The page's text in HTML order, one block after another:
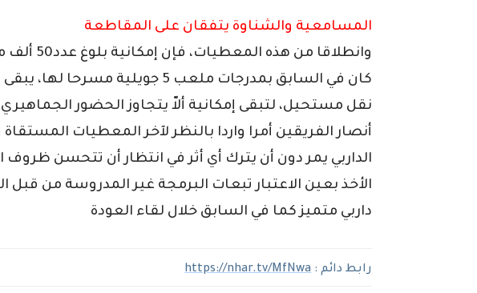
المسامعية والشناوة يتفقان على المقاطعة
كان في السابق بمدرجات ملعب 5 جويلية
أنصار الفريقين أمرا واردا بالنظر لآخر المعطيات
الداربي يمر دون أن يترك أي أثر في انتظار أن تتحسن ظروف
الأخذ بعين الاعتبار تبعات البرمجة غير المدروسة من قبل
داربي متميز كما في السابق خلال لقاء العودة
رابط دائم :https://nhar.tv/MfNwa